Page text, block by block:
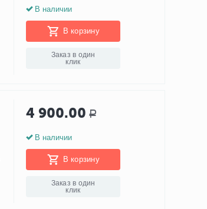
В наличии
В корзину
Заказ в один
клик
4 900.00 Р
В наличии
В корзину
Заказ в один
клик